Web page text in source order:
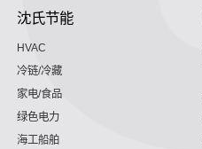
沈氏节能
HVAC
冷链/冷藏
家电/食品
绿色电力
海工船舶